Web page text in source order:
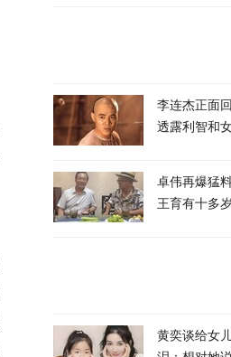
李连杰正面
透露利智和
卓伟再爆猛
王育有十多
黄奕谈给女